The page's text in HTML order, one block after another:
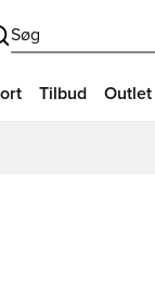
Søg
Tilbud Outlet